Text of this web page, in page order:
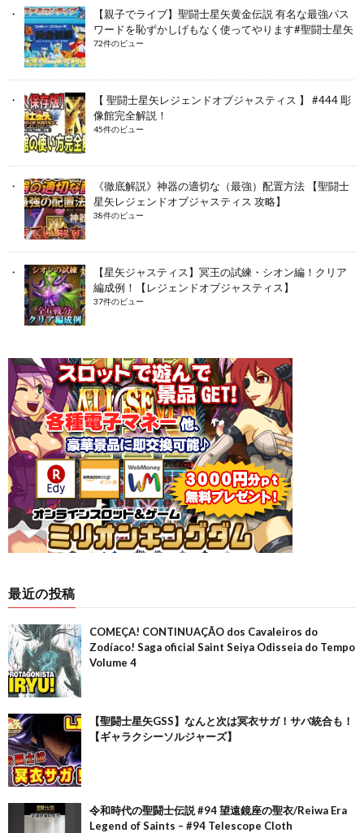
【親子でライブ】聖闘士星矢黄金伝説 有名な最強パス
ワードを恥ずかしげもなく使ってやります#聖闘士星矢
72件のビュー
【 聖闘士星矢レジェンドオブジャスティス 】 #444 彫
像館完全解説！
45件のビュー
《徹底解説》神器の適切な（最強）配置方法 【聖闘士
星矢レジェンドオブジャスティス 攻略】
38件のビュー
【星矢ジャスティス】冥王の試練・シオン編！クリア
編成例！【レジェンドオブジャスティス】
37件のビュー
最近の投稿
COMEÇA! CONTINUAÇÃO dos Cavaleiros do
Zodíaco! Saga oficial Saint Seiya Odisseia do Tempo
Volume 4
【聖闘士星矢GSS】なんと次は冥衣サガ！サバ統合も！
【ギャラクシーソルジャーズ】
令和時代の聖闘士伝説 #94 望遠鏡座の聖衣/Reiwa Era
Legend of Saints – #94 Telescope Cloth